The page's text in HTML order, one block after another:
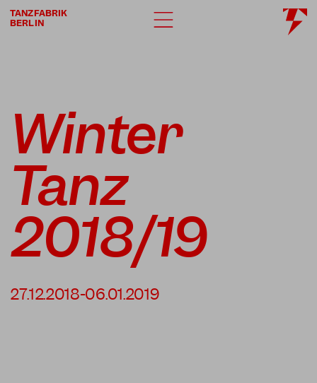
TANZFABRIK
BERLIN
Winter
Tanz
2018/19
27.12.2018-06.01.2019